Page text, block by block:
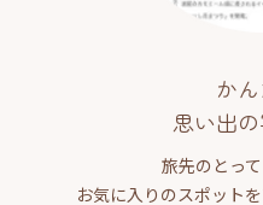
か
思い出
旅先のとって
お気に入りのスポット